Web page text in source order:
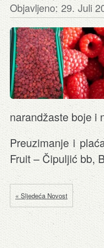
Objavljeno: 29. Juli
narandžaste boje i
Preuzimanje i
Fruit – Čipuljić bb,
« Sljedeća Novost